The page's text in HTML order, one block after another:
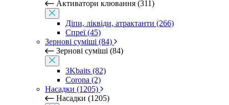
Активатори клювання (311)
Діпи, ліквіди, атрактанти (266)
Спреї (45)
Зернові суміші (84)
Зернові суміші (84)
3Kbaits (82)
Corona (2)
Насадки (1205)
Насадки (1205)